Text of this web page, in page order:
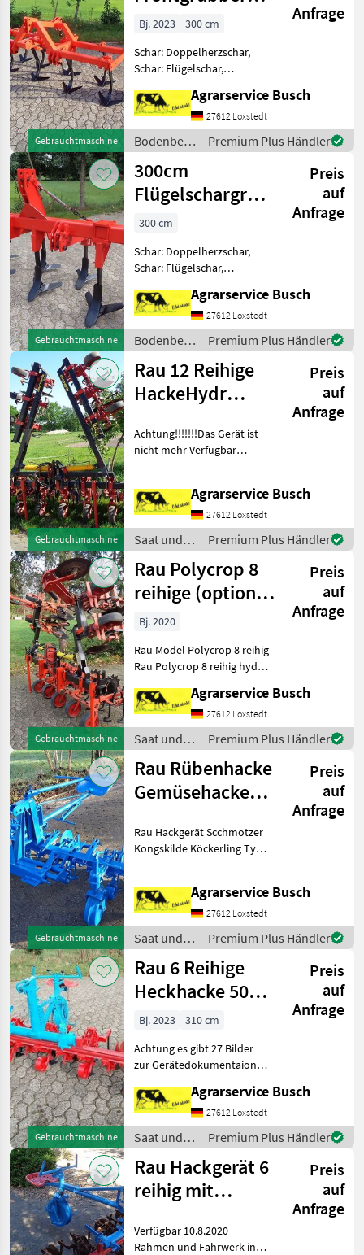
Gebrauchtmaschine
3m
Vorbaugrubber
Anbaugrubber
mit Z
Anfrage
Bj. 2023
300 cm
Schar: Doppelherzschar,
Schar: Flügelschar,
Klappvorrichtung,
Steinsicherung,
Zapfwellendurchtrieb
Frontgrubber Kein Horsch
Frontgrubber Howard in
Kongskilde
Agrarservice Busch
27612 Loxstedt
Bodenbearbeitung
/ Rau
Premium Plus Händler
Gebrauchtmaschine
300cm
Flügelschargrubber
Orginal Rau mit
7Grubbe
Preis
auf
Anfrage
300 cm
Schar: Doppelherzschar,
Schar: Flügelschar,
Steinsicherung, Fahrwerk,
Zapfwellendurchtrieb Rau
Flügelschargrubber in
Neulackierung Rau Signal
Rot 150mmm Stark
Agrarservice Busch
27612 Loxstedt
Bodenbearbeitung
/ Rau
Premium Plus Händler
Gebrauchtmaschine
Rau 12 Reihige
HackeHydr
Culti Crop 45cm
Preis
auf
Anfrage
Achtung!!!!!!!Das Gerät ist
nicht mehr Verfügbar
Agrarservice Busch
27612 Loxstedt
Saat und
Pflege /
Rau
Premium Plus Händler
Gebrauchtmaschine
Rau Polycrop 8
reihige (optional
bis zu 16 Reihe
Preis
auf
Anfrage
Bj. 2020
Rau Model Polycrop 8 reihig
Rau Polycrop 8 reihig hydr.
Agrarservice Busch
27612 Loxstedt
Saat und
Pflege /
Rau
Premium Plus Händler
Gebrauchtmaschine
Rau Rübenhacke
Gemüsehacke
Hacke
Preis
auf
Anfrage
Rau Hackgerät Scchmotzer
Kongskilde Köckerling Typ
Gemüsehacke Hacke
Hackgerät 3 punktanbau
Pallellogrammführung mit
seperater Steueru
Agrarservice Busch
27612 Loxstedt
Saat und
Pflege /
Rau
Premium Plus Händler
Gebrauchtmaschine
Rau 6 Reihige
Heckhacke 50cm
Reihenabstand
3,1m
Preis
auf
Anfrage
Bj. 2023
310 cm
Achtung es gibt 27 Bilder
zur Gerätedokumentaion
Tex
Agrarservice Busch
27612 Loxstedt
Saat und
Pflege /
Rau
Premium Plus Händler
Rau Hackgerät 6
reihig mit
Hackschutz
Preis
auf
Anfrage
Verfügbar 10.8.2020
Rahmen und Fahrwerk in